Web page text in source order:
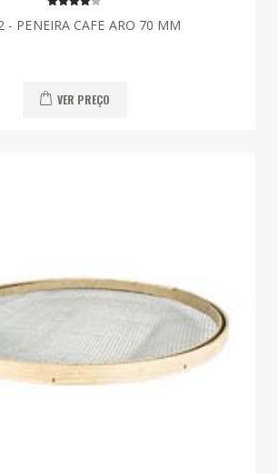
- PENEIRA CAFE ARO 70 MM
VER PREÇO